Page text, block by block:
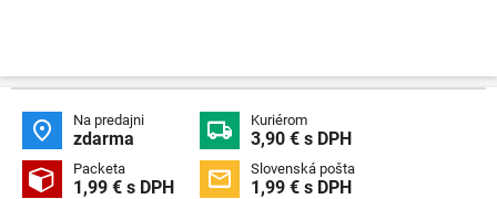
 Na predajni
zdarma  Kuriérom
3,90 € s DPH
 Packeta
1,99 € s DPH  Slovenská pošta
1,99 € s DPH